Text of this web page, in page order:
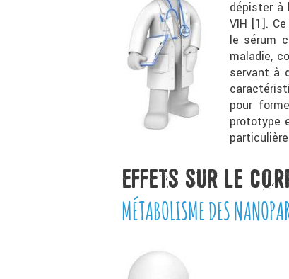
dépister à
VIH [1].
le sérum
maladie,
servant à
pour
prototype
EFFETS SUR LE
MÉTABOLISME DES